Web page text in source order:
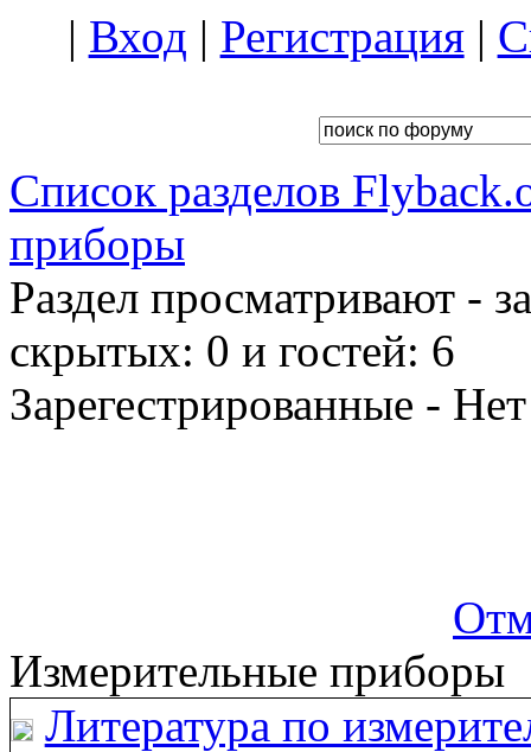
| Вход | Регистрация|
Список разделов
приборы
Раздел просматривают -
скрытых: 0 и гостей: 6
Зарегестрированные - Нет
Измерительные приборы
Литература по